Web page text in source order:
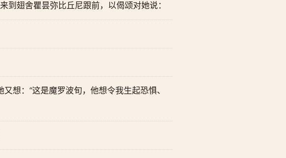
翅舍瞿昙弥比丘尼跟前，以偈颂对她说：
想：“这是魔罗波旬，他想令我生起恐惧、